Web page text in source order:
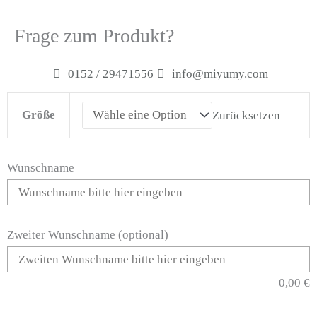
Frage zum Produkt?
0152 / 29471556 info@miyumy.com
Größe Zurücksetzen
Wunschname
Zweiter Wunschname (optional)
0,00 €